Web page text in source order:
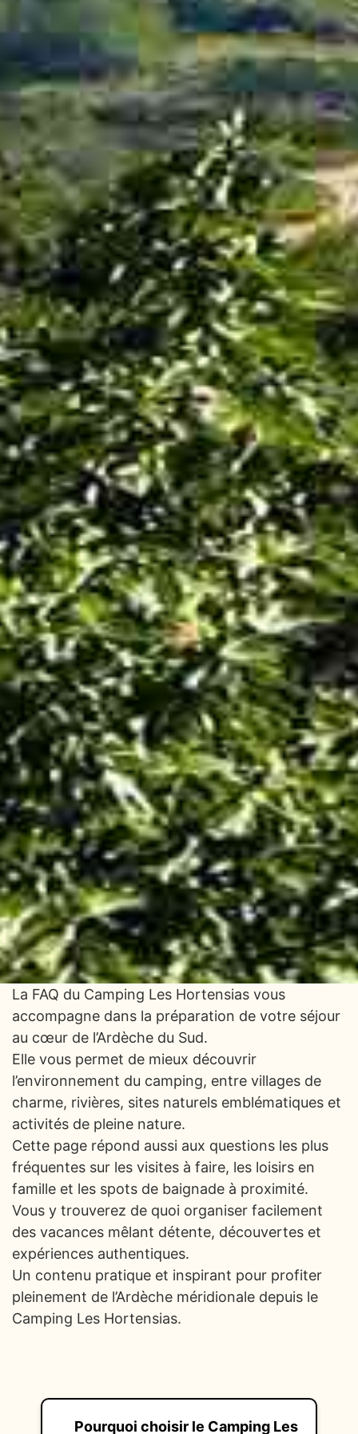
La FAQ du Camping Les Hortensias vous
accompagne dans la préparation de votre séjour
au cœur de l’Ardèche du Sud.
Elle vous permet de mieux découvrir
l’environnement du camping, entre villages de
charme, rivières, sites naturels emblématiques et
activités de pleine nature.
Cette page répond aussi aux questions les plus
fréquentes sur les visites à faire, les loisirs en
famille et les spots de baignade à proximité.
Vous y trouverez de quoi organiser facilement
des vacances mêlant détente, découvertes et
expériences authentiques.
Un contenu pratique et inspirant pour profiter
pleinement de l’Ardèche méridionale depuis le
Camping Les Hortensias.
Pourquoi choisir le Camping Les